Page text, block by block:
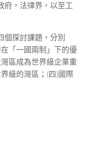
府，法律界，以至工
探討課題，分別
「一國兩制」下的優
區成為世界級企業重
級的灣區；(四)國際